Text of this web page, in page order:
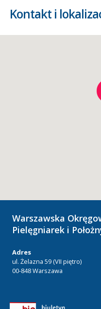
Kontakt i
Warszawska
Pielęgniarek i
Adres
ul. Żelazna 59 (VII piętro)
00-848 Warszawa